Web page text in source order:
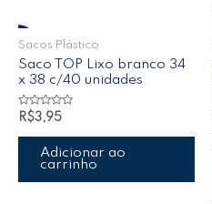
Sacos Plástico
Saco TOP Lixo branco 34
x 38 c/40 unidades
Avaliação
de
R$3,95
Adicionar ao
carrinho